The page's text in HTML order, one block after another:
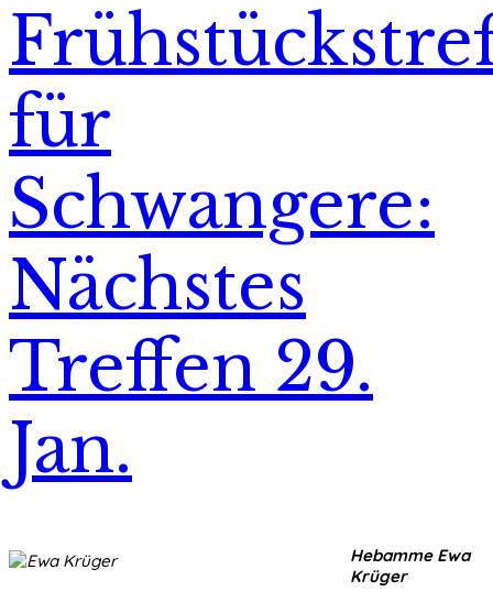
für
Schwangere:
Nächstes
Treffen 29.
Jan.
Hebamme Ewa
Krüger